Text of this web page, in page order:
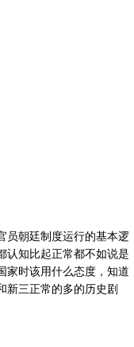
员朝廷制度运行的基本逻
认知比起正常都不如说是
家时该用什么态度，知道
新三正常的多的历史剧